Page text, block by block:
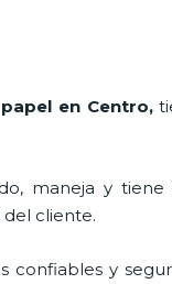
en Centro,
maneja y tiene
del cliente.
confiables y